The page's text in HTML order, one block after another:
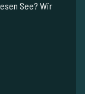
See? Wir